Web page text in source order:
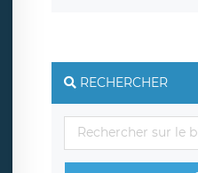
RECHERCHER